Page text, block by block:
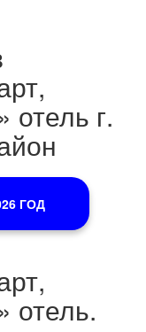
отель г.
ГОД
отель.